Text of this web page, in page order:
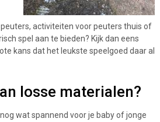
activiteiten voor peuters thuis of
spel aan te bieden? Kijk dan eens
kans dat het leukste speelgoed daar al
losse materialen?
wat spannend voor je baby of jonge